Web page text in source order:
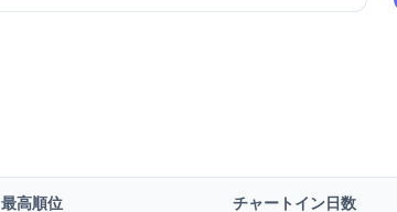
最高順位 チャートイン日数